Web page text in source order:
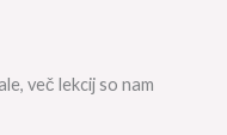
več lekcij so nam